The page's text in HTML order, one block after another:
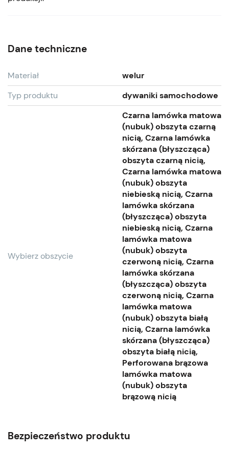
Dane techniczne
Materiał
welur
Typ produktu
dywaniki samochodowe
Wybierz obszycie
Czarna lamówka matowa
(nubuk) obszyta czarną
nicią, Czarna lamówka
skórzana (błyszcząca)
obszyta czarną nicią,
Czarna lamówka matowa
(nubuk) obszyta
niebieską nicią, Czarna
lamówka skórzana
(błyszcząca) obszyta
niebieską nicią, Czarna
lamówka matowa
(nubuk) obszyta
czerwoną nicią, Czarna
lamówka skórzana
(błyszcząca) obszyta
czerwoną nicią, Czarna
lamówka matowa
(nubuk) obszyta białą
nicią, Czarna lamówka
skórzana (błyszcząca)
obszyta białą nicią,
Perforowana brązowa
lamówka matowa
(nubuk) obszyta
brązową nicią
Bezpieczeństwo produktu